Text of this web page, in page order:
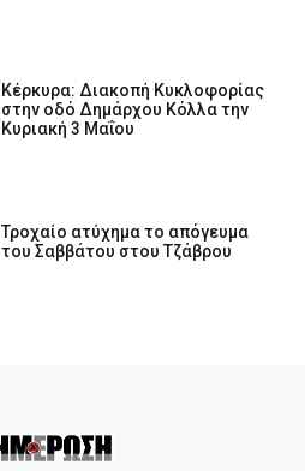
Κέρκυρα: Διακοπή Κυκλοφορίας
στην οδό Δημάρχου Κόλλα την
Κυριακή 3 Μαΐου
Τροχαίο ατύχημα το απόγευμα
του Σαββάτου στου Τζάβρου